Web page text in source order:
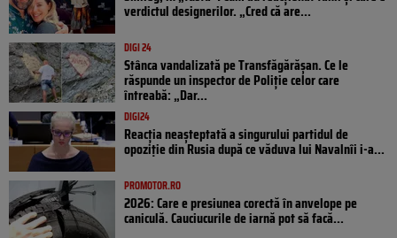
verdictul designerilor. „Cred că are...
DIGI 24
Stânca vandalizată pe Transfăgărășan. Ce le
răspunde un inspector de Poliție celor care
întreabă: „Dar...
DIGI24
Reacția neașteptată a singurului partidul de
opoziţie din Rusia după ce văduva lui Navalnîi i-a...
PROMOTOR.RO
2026: Care e presiunea corectă în anvelope pe
caniculă. Cauciucurile de iarnă pot să facă...